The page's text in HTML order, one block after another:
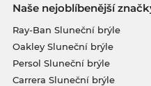
Naše nejoblíbenější
Ray-Ban Sluneční brýle
Oakley Sluneční brýle
Persol Sluneční brýle
Carrera Sluneční brýle